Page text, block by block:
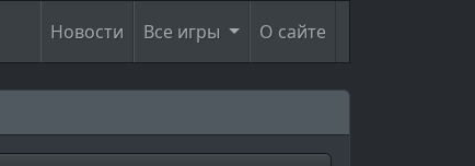
Новости Все игры О сайте